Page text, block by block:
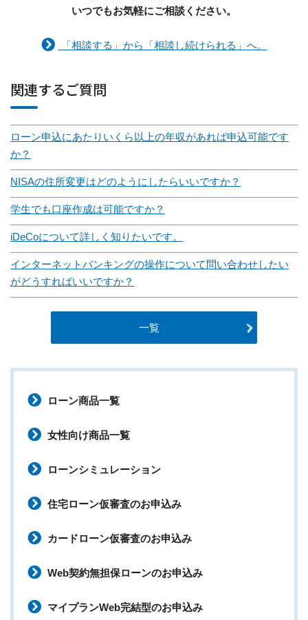
いつでもお気軽にご相談ください。
「相談する」から「相談し続けられる」へ。
関連するご質問
ローン申込にあたりいくら以上の年収があれば申込可能です
か？
NISAの住所変更はどのようにしたらいいですか？
学生でも口座作成は可能ですか？
iDeCoについて詳しく知りたいです。
インターネットバンキングの操作について問い合わせしたい
がどうすればいいですか？
一覧
ローン商品一覧
女性向け商品一覧
ローンシミュレーション
住宅ローン仮審査のお申込み
カードローン仮審査のお申込み
Web契約無担保ローンのお申込み
マイプランWeb完結型のお申込み